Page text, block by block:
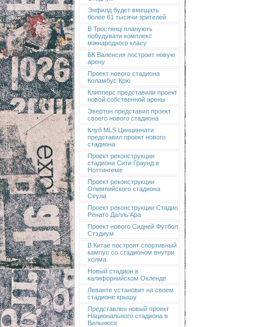
Энфилд будет вмещать
более 61 тысячи зрителей
В Тростянці планують
побудувати комплекс
міжнародного класу
БК Валенсия построит новую
арену
Проект нового стадиона
Коламбус Крю
Клипперс представили проект
новой собственной арены
Эвертон представил проект
своего нового стадиона
Клуб MLS Цинциннати
представил проект нового
стадиона
Проект реконструкции
стадиона Сити Граунд в
Ноттингеме
Проект реконструкции
Олимпийского стадиона
Сеула
Проект реконструкции Стадио
Ренато Далль'Ара
Проект нового Сидней Футбол
Стэдиум
В Китае построят спортивный
кампус со стадионом внутри
холма
Новый стадион в
калифорнийском Окленде
Леванте установит на своем
стадионе крышу
Представлен новый проект
Национального стадиона в
Вильнюсе